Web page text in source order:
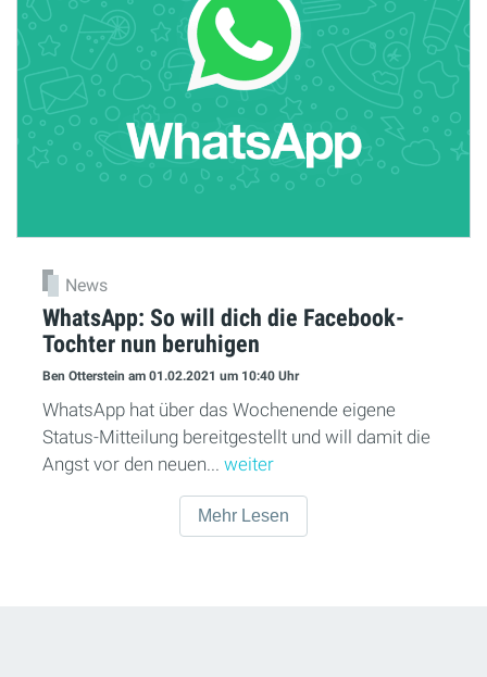
News
WhatsApp: So will dich die Facebook-
Tochter nun beruhigen
Ben Otterstein am 01.02.2021 um 10:40 Uhr
WhatsApp hat über das Wochenende eigene
Status-Mitteilung bereitgestellt und will damit die
Angst vor den neuen... weiter
Mehr Lesen